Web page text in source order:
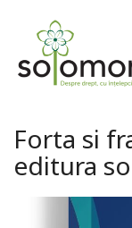
Forta si
editura